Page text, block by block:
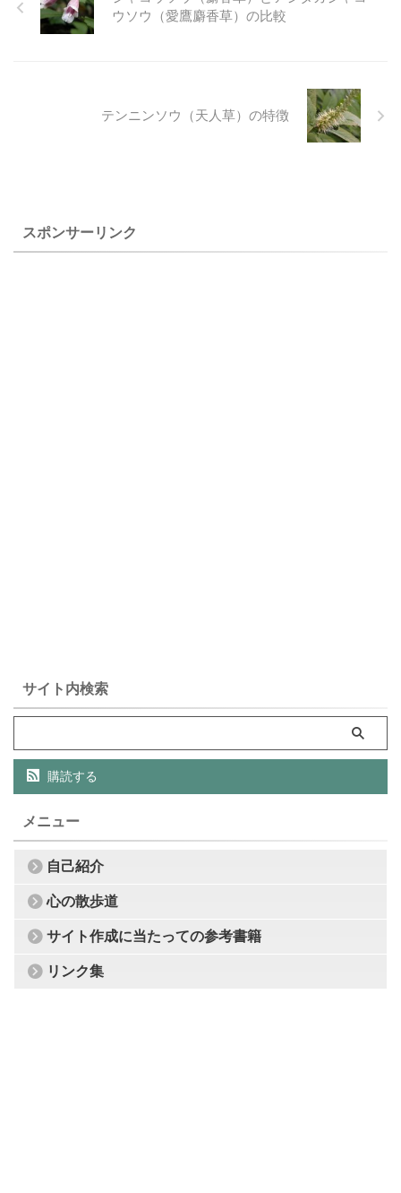
したが、はっきりとした品種
が分かっていません。 柱頭盤
ないのと、日光植物園で、こ
の目状になることと距が白い
の藪や道ばたから山地まで、
ごく普通に生えています。 生
えている場所でも見分けがつ
きますが、花柄は茎の葉の付
ウソウ（愛鷹麝香草）の比較
テンニンソウ（天人草）の特徴
スポンサーリンク
サイト内検索
購読する
メニュー
自己紹介
心の散歩道
サイト作成に当たっての参考書籍
リンク集